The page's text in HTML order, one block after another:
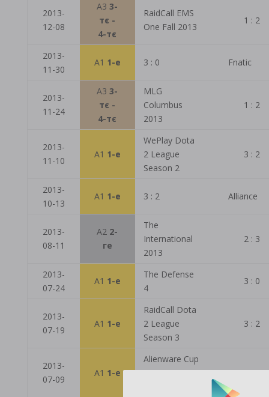
2013-
12-08
A33-
тє -
4-тє
RaidCall EMS
One Fall 2013
1 : 2
2013-
11-30
A1 1-е 3 : 0 Fnatic
2013-
11-24
A33-
тє -
4-тє
MLG
Columbus
2013
1 : 2
2013-
11-10
A1 1-е
WePlay Dota
2 League
Season 2
3 : 2
2013-
10-13
A1 1-е 3 : 2 Alliance
2013-
08-11
A2 2-
ге
The
International
2013
2 : 3
2013-
07-24
A1 1-е
The Defense
4
3 : 0
2013-
07-19
A1 1-е
RaidCall Dota
2 League
Season 3
3 : 2
2013-
07-09
A1 1-е
Alienware Cup
- 2013 Season
2 : 1